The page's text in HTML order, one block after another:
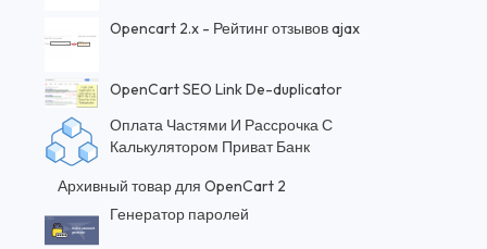
Opencart 2.x - Рейтинг отзывов ajax
OpenCart SEO Link De-duplicator
Оплата Частями И Рассрочка С
Калькулятором Приват Банк
Архивный товар для OpenCart 2
Генератор паролей